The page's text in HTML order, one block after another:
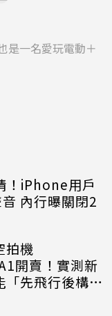
是一名愛玩電動＋
！iPhone用戶
內行曝關閉2
拍機
開賣！實測新
「先飛行後構